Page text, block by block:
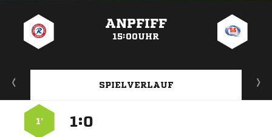
ANPFIFF
15:00UHR
SPIELVERLAUF
:
1’